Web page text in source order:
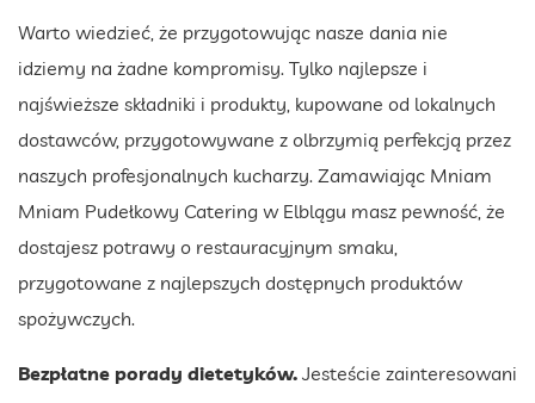
Warto wiedzieć, że przygotowując nasze dania nie
idziemy na żadne kompromisy. Tylko najlepsze i
najświeższe składniki i produkty, kupowane od lokalnych
dostawców, przygotowywane z olbrzymią perfekcją przez
naszych profesjonalnych kucharzy. Zamawiając Mniam
Mniam Pudełkowy Catering w Elblągu masz pewność, że
dostajesz potrawy o restauracyjnym smaku,
przygotowane z najlepszych dostępnych produktów
spożywczych.
Bezpłatne porady dietetyków. Jesteście zainteresowani